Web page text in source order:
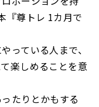
『尊トレ 1カ月で
っている人まで、
楽しめることを意
たりとかもする